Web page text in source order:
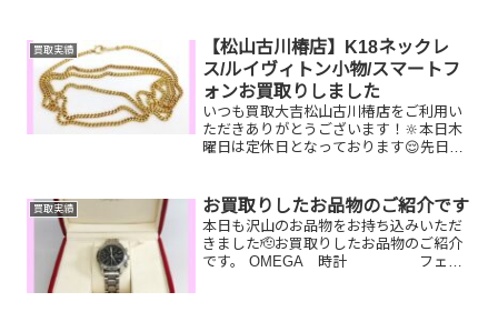
家で眠っているお品物はございません
か？ぜひ買取大吉松山...
買取実績
【松山古川椿店】K18ネックレ
ス/ルイヴィトン小物/スマートフ
ォンお買取りしました
いつも買取大吉松山古川椿店をご利用い
ただきありがとうございます！🔆本日木
曜日は定休日となっております😌先日お
レ4/スマートフォンお家で眠っているお
品物はございませ...
買取実績 お買取りしたお品物のご紹介です
本日も沢山のお品物をお持ち込みいただ
きました🫡お買取りしたお品物のご紹介
です。 OMEGA 時計 フェラ